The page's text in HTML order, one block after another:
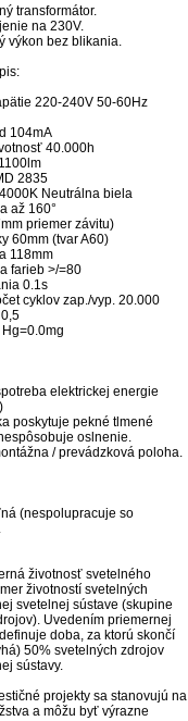
transformátor.
na 230V.
výkon bez blikania.
220-240V 50-60Hz
104mA
40.000h
2835
Neutrálna biela
až 160°
priemer závitu)
60mm (tvar A60)
118mm
farieb >/=80
0.1s
cyklov zap./vyp. 20.000
elektrickej energie
poskytuje pekné tlmené
oslnenie.
/ prevádzková poloha.
(nespolupracuje so
životnosť svetelného
životností svetelných
svetelnej sústave (skupine
Uvedením priemernej
doba, za ktorú skončí
50% svetelných zdrojov
sústavy.
projekty sa stanovujú na
a môžu byť výrazne